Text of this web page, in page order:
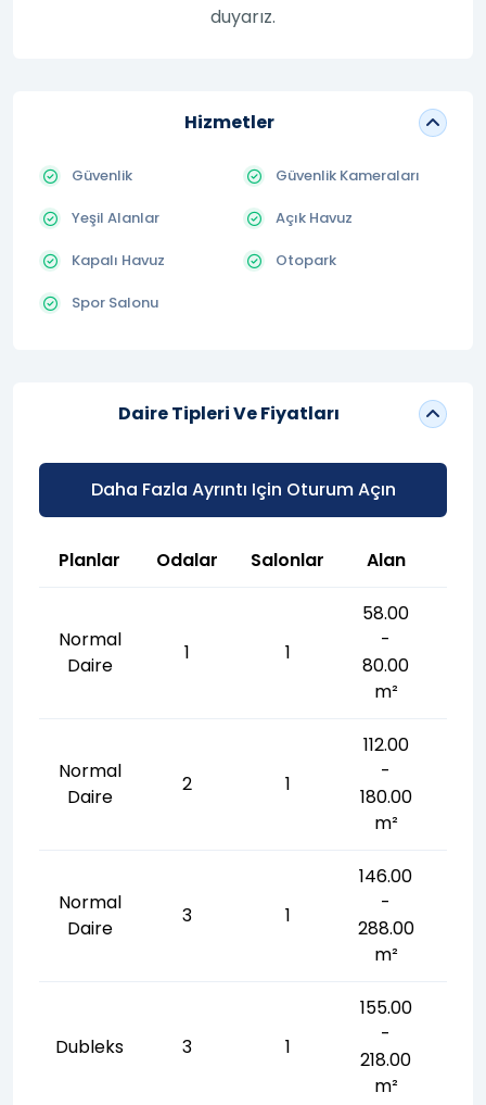
duyarız.
Hizmetler
Güvenlik Güvenlik Kameraları
Yeşil Alanlar Açık Havuz
Kapalı Havuz Otopark
Spor Salonu
Daire Tipleri Ve Fiyatları
Daha Fazla Ayrıntı Için Oturum Açın
Planlar Odalar Salonlar Alan
Normal
Daire
1 1
58.00
-
80.00
m²
Normal
Daire
2 1
112.00
-
180.00
m²
Normal
Daire
3 1
146.00
-
288.00
m²
Dubleks 3 1
155.00
-
218.00
m²